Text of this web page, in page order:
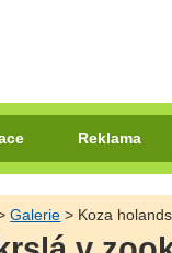
Reklama
Galerie > Koza